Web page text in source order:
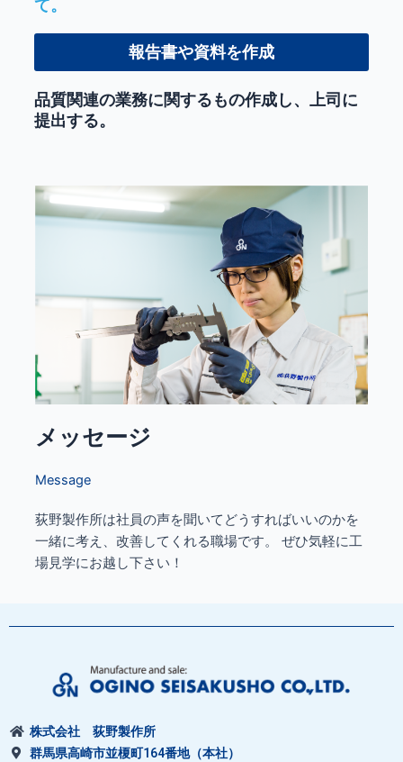
て。
報告書や資料を作成
品質関連の業務に関するもの作成し、上司に
提出する。
メッセージ
Message
荻野製作所は社員の声を聞いてどうすればいいのかを
一緒に考え、改善してくれる職場です。 ぜひ気軽に工
場見学にお越し下さい！
株式会社 荻野製作所
群馬県高崎市並榎町164番地（本社）